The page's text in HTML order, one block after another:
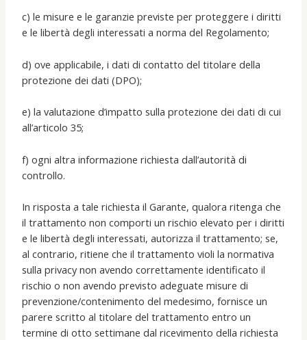
c) le misure e le garanzie previste per proteggere i diritti
e le libertà degli interessati a norma del Regolamento;
d) ove applicabile, i dati di contatto del titolare della
protezione dei dati (DPO);
e) la valutazione d’impatto sulla protezione dei dati di cui
all’articolo 35;
f) ogni altra informazione richiesta dall’autorità di
controllo.
In risposta a tale richiesta il Garante, qualora ritenga che
il trattamento non comporti un rischio elevato per i diritti
e le libertà degli interessati, autorizza il trattamento; se,
al contrario, ritiene che il trattamento violi la normativa
sulla privacy non avendo correttamente identificato il
rischio o non avendo previsto adeguate misure di
prevenzione/contenimento del medesimo, fornisce un
parere scritto al titolare del trattamento entro un
termine di otto settimane dal ricevimento della richiesta